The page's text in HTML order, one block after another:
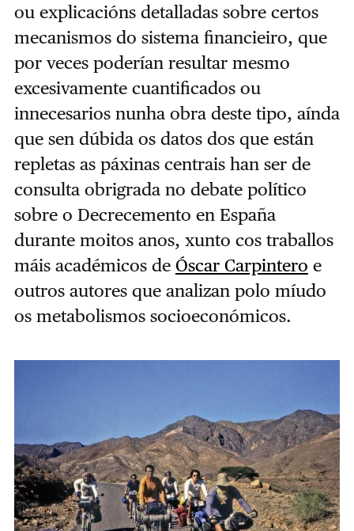
ou explicacións detalladas sobre certos
mecanismos do sistema financieiro, que
por veces poderían resultar mesmo
excesivamente cuantificados ou
innecesarios nunha obra deste tipo, aínda
que sen dúbida os datos dos que están
repletas as páxinas centrais han ser de
consulta obrigrada no debate político
sobre o Decrecemento en España
durante moitos anos, xunto cos traballos
máis académicos de Óscar Carpintero e
outros autores que analizan polo míudo
os metabolismos socioeconómicos.